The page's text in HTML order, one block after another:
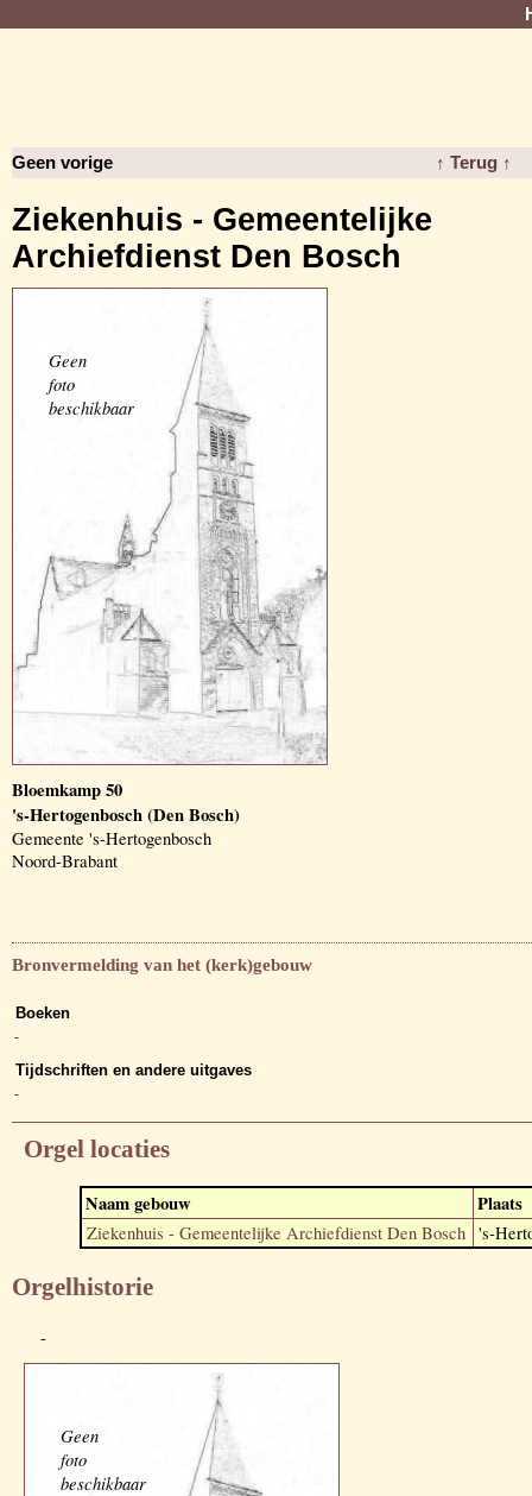
Geen vorige ↑ Terug ↑
Ziekenhuis - Gemeentelijke
Archiefdienst Den Bosch
Geen
foto
beschikbaar
Bloemkamp 50
's-Hertogenbosch (Den Bosch)
Gemeente 's-Hertogenbosch
Noord-Brabant
Bronvermelding van het (kerk)gebouw
Boeken
-
Tijdschriften en andere uitgaves
-
Orgel locaties
Naam gebouw Plaats
Ziekenhuis - Gemeentelijke Archiefdienst Den Bosch 's-
Orgelhistorie
-
Geen
foto
beschikbaar